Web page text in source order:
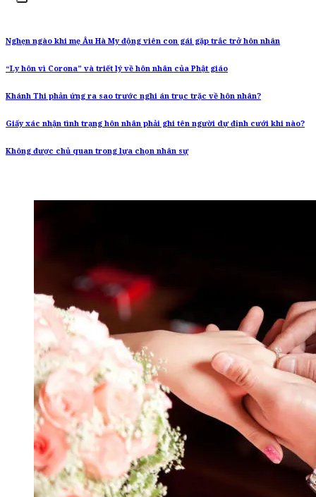
Nghẹn ngào khi mẹ Âu Hà My động viên con gái gặp trắc trở hôn nhân
“Ly hôn vì Corona” và triết lý về hôn nhân của Phật giáo
Khánh Thi phản ứng ra sao trước nghi án trục trặc về hôn nhân?
Giấy xác nhận tình trạng hôn nhân phải ghi tên người dự định cưới khi nào?
Không được chủ quan trong lựa chọn nhân sự